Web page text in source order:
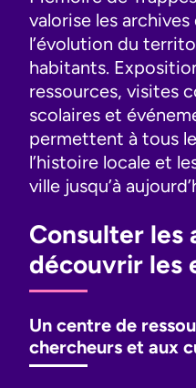
valorise les
l’évolution du
habitants.
ressources, visites
scolaires et
permettent à tous
l’histoire locale et
ville jusqu’à
Consulter les
découvrir les
Un centre de
chercheurs et aux